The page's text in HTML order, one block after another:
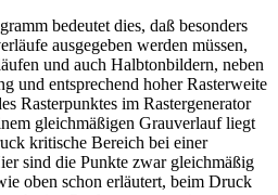
bedeutet dies, daß besonders
ausgegeben werden müssen,
und auch Halbtonbildern, neben
und entsprechend hoher Rasterweite
Rasterpunktes im Rastergenerator
gleichmäßigen Grauverlauf liegt
kritische Bereich bei einer
sind die Punkte zwar gleichmäßig
oben schon erläutert, beim Druck